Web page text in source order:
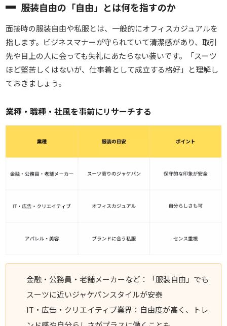
服装自由の「自由」とは何を指すのか
面接時の服装自由や私服とは、一般的にオフィスカジュアルを
指します。ビジネスマナーが守られていて清潔感があり、取引
先や目上の人に会っても失礼にあたらない装いです。「スーツ
ほど堅苦しくはないが、仕事着として成立する格好」と理解し
ておきましょう。
業種・職種・社風を事前にリサーチする
金融・公務員・老舗メーカーなど：「服装自由」でも
スーツに近いジャケパンスタイルが安泰
IT・広告・クリエイティブ業界：自由度が高く、トレ